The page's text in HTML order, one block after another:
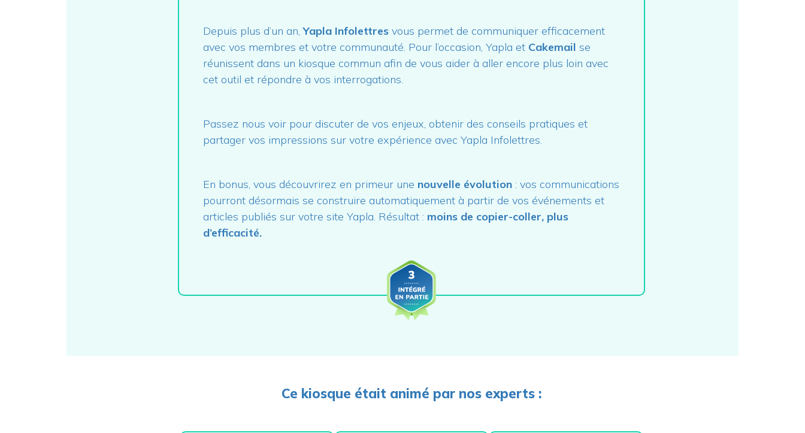
Depuis plus d’un an,Yapla Infolettres vous permet de communiquer efficacement
avec vos membres et votre communauté. Pour l’occasion, Yapla et Cakemail se
réunissent dans un kiosque commun afin de vous aider à aller encore plus loin avec
cet outil et répondre à vos interrogations.
Passez nous voir pour discuter de vos enjeux, obtenir des conseils pratiques et
partager vos impressions sur votre expérience avec Yapla Infolettres.
En bonus, vous découvrirez en primeur une nouvelle évolution : vos communications
pourront désormais se construire automatiquement à partir de vos événements et
articles publiés sur votre site Yapla. Résultat : moins de copier-coller, plus
d’efficacité.
Ce kiosque était animé par nos experts :